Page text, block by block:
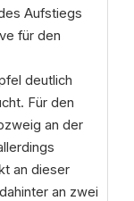
Aufstiegs
für den
deutlich
Für den
an der
an dieser
an zwei